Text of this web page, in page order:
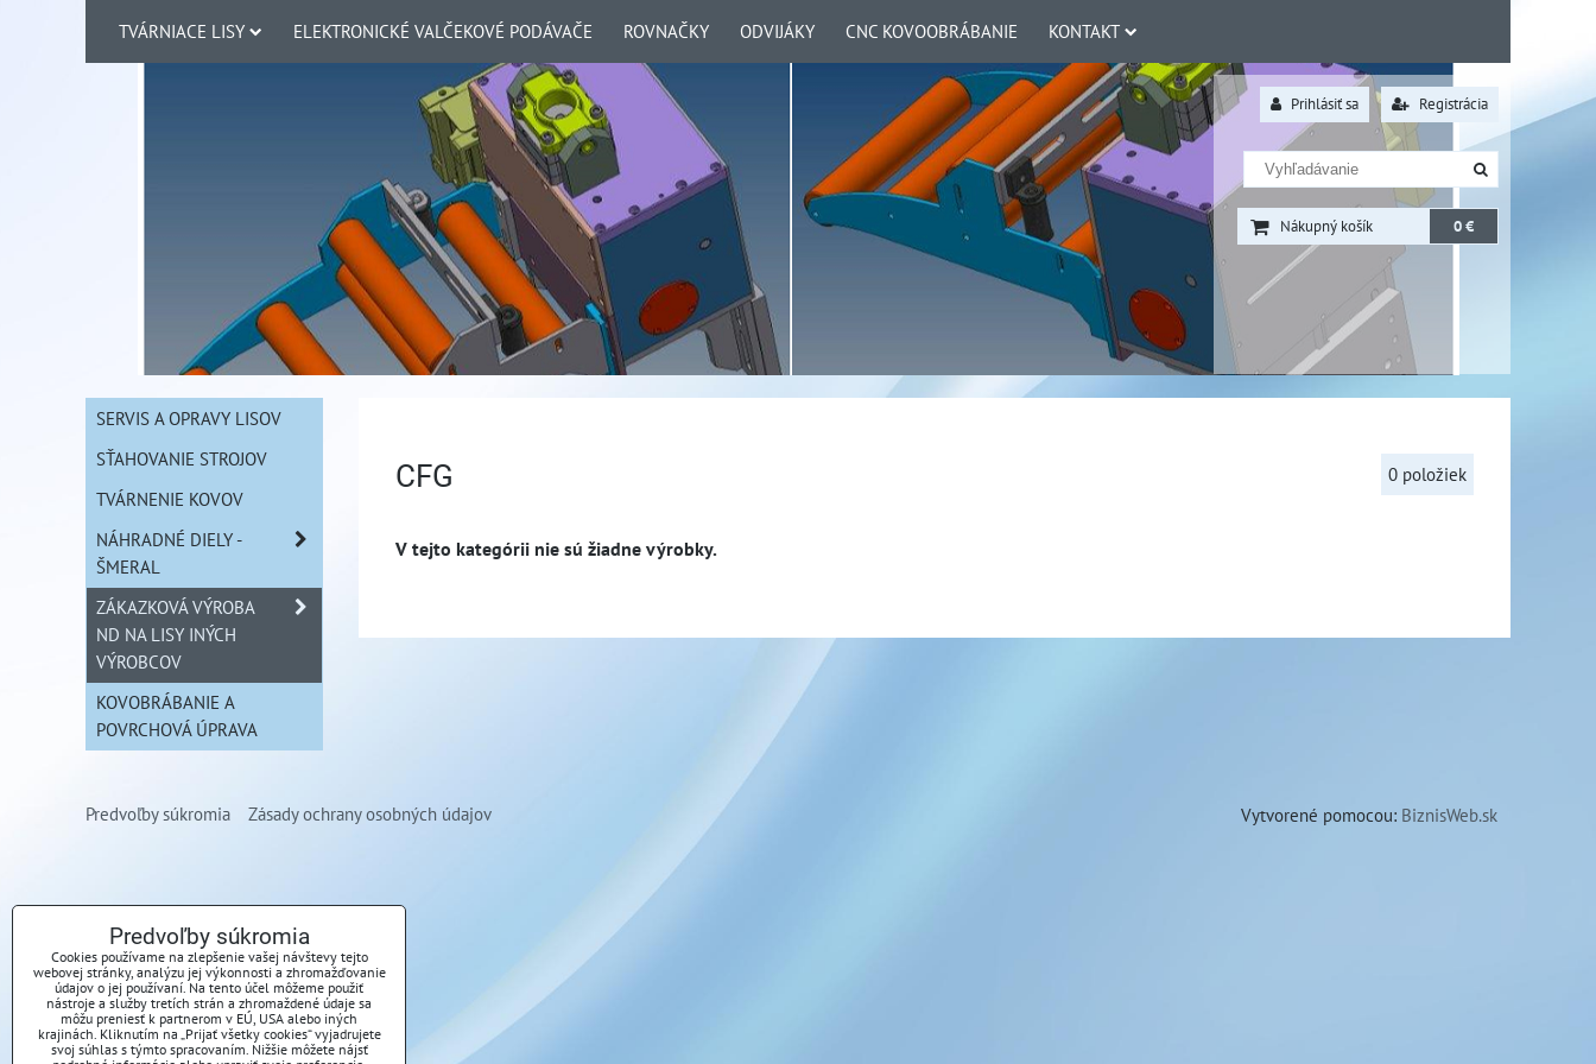
Prihlásiť sa Registrácia
Nákupný košík 0 €
TVÁRNIACE LISY ELEKTRONICKÉ VALČEKOVÉ PODÁVAČE ROVNAČKY ODVIJÁKY CNC KOVOOBRÁBANIE KONTAKT
CFG 0 položiek
SERVIS A OPRAVY LISOV
SŤAHOVANIE STROJOV
TVÁRNENIE KOVOV
NÁHRADNÉ DIELY -
ŠMERAL
ZÁKAZKOVÁ VÝROBA
ND NA LISY INÝCH
VÝROBCOV
KOVOBRÁBANIE A
POVRCHOVÁ ÚPRAVA
Predvoľby súkromia Zásady ochrany osobných údajov Vytvorené pomocou: BiznisWeb.sk
Predvoľby súkromia
Cookies používame na zlepšenie vašej návštevy tejto
webovej stránky, analýzu jej výkonnosti a zhromažďovanie
údajov o jej používaní. Na tento účel môžeme použiť
nástroje a služby tretích strán a zhromaždené údaje sa
môžu preniesť k partnerom v EÚ, USA alebo iných
krajinách. Kliknutím na „Prijať všetky cookies“ vyjadrujete
svoj súhlas s týmto spracovaním. Nižšie môžete nájsť